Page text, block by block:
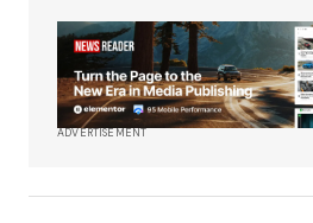
ADVERTISEMENT